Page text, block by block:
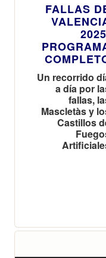
FALLAS
Un recorrido
a día por
fallas,
Mascletàs y
Castillos